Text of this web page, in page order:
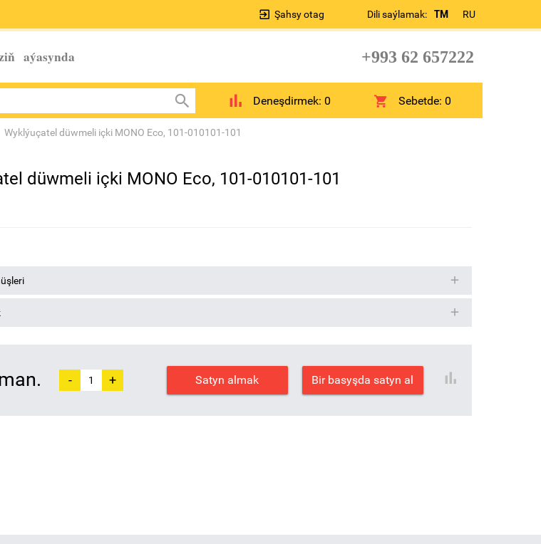
Dili saýlamak: TM RU
Şahsy otag
aýasynda +993 62 657222
Deneşdirmek: 0 Sebetde:0
Wyklýuçatel düwmeli içki MONO Eco, 101-010101-101
düwmeli içki MONO Eco, 101-010101-101
- + Satyn almak Bir basyşda satyn al